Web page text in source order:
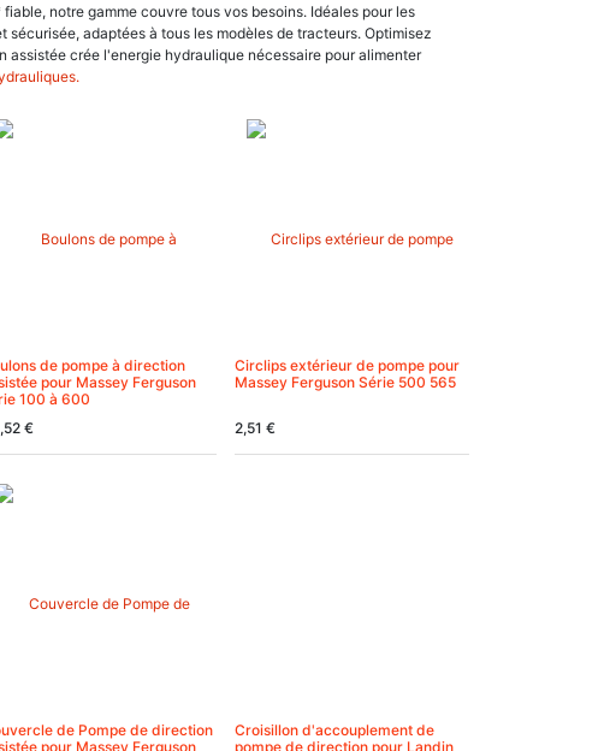
notre gamme couvre tous vos besoins. Idéales pour les
adaptées à tous les modèles de tracteurs. Optimisez
crée l'energie hydraulique nécessaire pour alimenter
de pompe à direction
pour Massey Ferguson
100 à 600
€
Circlips extérieur de pompe pour
Massey Ferguson Série 500 565
2,51 €
de Pompe de direction
pour Massey Ferguson
Croisillon d'accouplement de
pompe de direction pour Landin